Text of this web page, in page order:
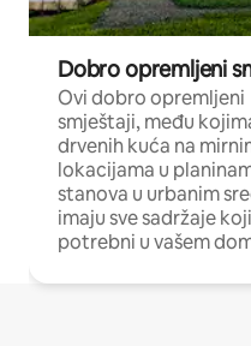
Dobro opremljeni
Ovi dobro opremljeni
smještaji, među
drvenih kuća na
lokacijama u
stanova u urbanim
imaju sve sadržaje
potrebni u vašem